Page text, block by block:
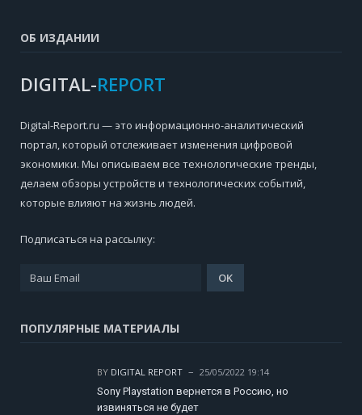
ОБ ИЗДАНИИ
DIGITAL-REPORT
Digital-Report.ru — это информационно-аналитический
портал, который отслеживает изменения цифровой
экономики. Мы описываем все технологические тренды,
делаем обзоры устройств и технологических событий,
которые влияют на жизнь людей.
Подписаться на рассылку:
ПОПУЛЯРНЫЕ МАТЕРИАЛЫ
BY DIGITAL REPORT
25/05/2022 19:14
Sony Playstation вернется в Россию, но
извиняться не будет